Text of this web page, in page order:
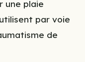
une plaie
par voie
de